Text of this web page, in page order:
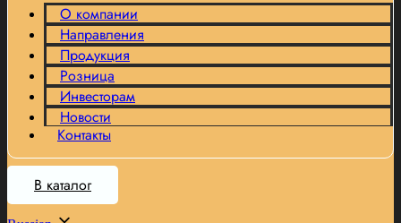
О компании
Направления
Продукция
Розница
Инвесторам
Новости
Контакты
В каталог